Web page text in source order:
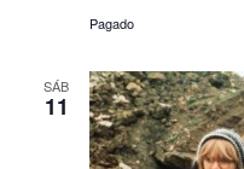
Pagado
SÁB
11